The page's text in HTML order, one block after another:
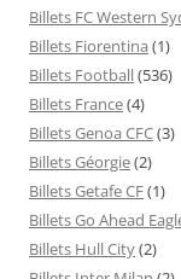
Billets FC Western
Billets Fiorentina (1)
Billets Football(536)
Billets France(4)
Billets Genoa CFC(3)
Billets Géorgie(2)
Billets Getafe CF(1)
Billets Go Ahead
Billets Hull City(2)